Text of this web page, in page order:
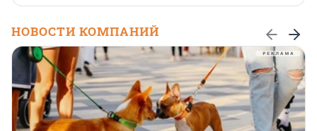
НОВОСТИ КОМПАНИЙ